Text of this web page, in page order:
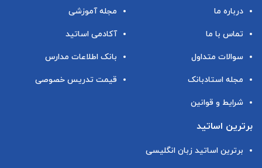
درباره ما
تماس با ما
سوالات متداول
مجله استادبانک
شرایط و قوانین
مجله آموزشی
آکادمی اساتید
بانک اطلاعات مدارس
قیمت تدریس خصوصی
برترین اساتید
برترین اساتید زبان انگلیسی